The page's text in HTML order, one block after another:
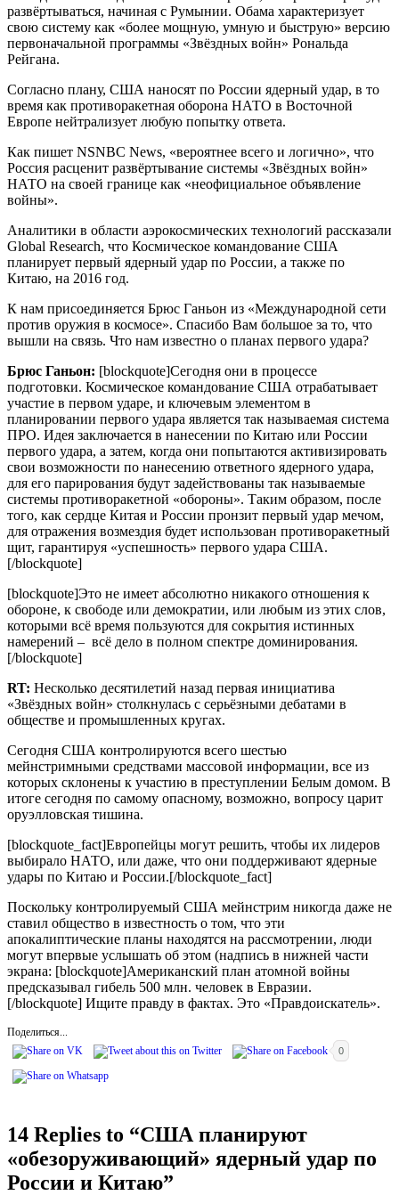
развёртываться, начиная с Румынии. Обама характеризует
свою систему как «более мощную, умную и быструю» версию
первоначальной программы «Звёздных войн» Рональда
Рейгана.
Согласно плану, США наносят по России ядерный удар, в то
время как противоракетная оборона НАТО в Восточной
Европе нейтрализует любую попытку ответа.
Как пишет NSNBC News, «вероятнее всего и логично», что
Россия расценит развёртывание системы «Звёздных войн»
НАТО на своей границе как «неофициальное объявление
войны».
Аналитики в области аэрокосмических технологий рассказали
Global Research, что Космическое командование США
планирует первый ядерный удар по России, а также по
Китаю, на 2016 год.
К нам присоединяется Брюс Ганьон из «Международной сети
против оружия в космосе». Спасибо Вам большое за то, что
вышли на связь. Что нам известно о планах первого удара?
Брюс Ганьон: [blockquote]Сегодня они в процессе
подготовки. Космическое командование США отрабатывает
участие в первом ударе, и ключевым элементом в
планировании первого удара является так называемая система
ПРО. Идея заключается в нанесении по Китаю или России
первого удара, а затем, когда они попытаются активизировать
свои возможности по нанесению ответного ядерного удара,
для его парирования будут задействованы так называемые
системы противоракетной «обороны». Таким образом, после
того, как сердце Китая и России пронзит первый удар мечом,
для отражения возмездия будет использован противоракетный
щит, гарантируя «успешность» первого удара США.
[/blockquote]
[blockquote]Это не имеет абсолютно никакого отношения к
обороне, к свободе или демократии, или любым из этих слов,
которыми всё время пользуются для сокрытия истинных
намерений – всё дело в полном спектре доминирования.
[/blockquote]
RT: Несколько десятилетий назад первая инициатива
«Звёздных войн» столкнулась с серьёзными дебатами в
обществе и промышленных кругах.
Сегодня США контролируются всего шестью
мейнстримными средствами массовой информации, все из
которых склонены к участию в преступлении Белым домом. В
итоге сегодня по самому опасному, возможно, вопросу царит
оруэлловская тишина.
[blockquote_fact]Европейцы могут решить, чтобы их лидеров
выбирало НАТО, или даже, что они поддерживают ядерные
удары по Китаю и России.[/blockquote_fact]
Поскольку контролируемый США мейнстрим никогда даже не
ставил общество в известность о том, что эти
апокалиптические планы находятся на рассмотрении, люди
могут впервые услышать об этом (надпись в нижней части
экрана: [blockquote]Американский план атомной войны
предсказывал гибель 500 млн. человек в Евразии.
[/blockquote] Ищите правду в фактах. Это «Правдоискатель».
Поделиться...
0
14 Replies to “США планируют
«обезоруживающий» ядерный удар по
России и Китаю”